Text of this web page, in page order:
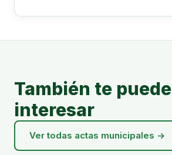
También te puede
interesar
Ver todas actas municipales →